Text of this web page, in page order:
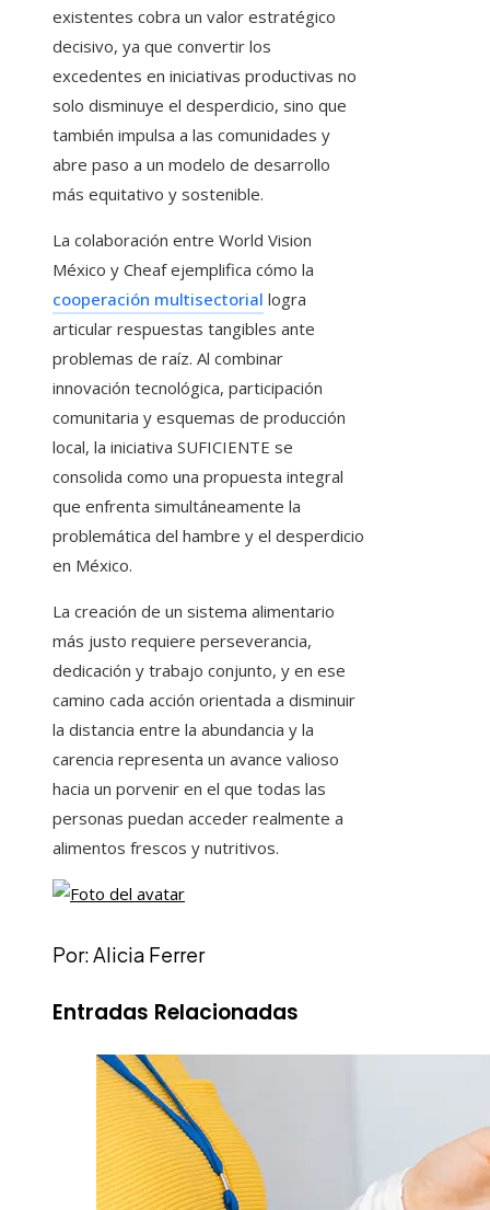
existentes cobra un valor estratégico
decisivo, ya que convertir los
excedentes en iniciativas productivas no
solo disminuye el desperdicio, sino que
también impulsa a las comunidades y
abre paso a un modelo de desarrollo
más equitativo y sostenible.
La colaboración entre World Vision
México y Cheaf ejemplifica cómo la
cooperación multisectorial logra
articular respuestas tangibles ante
problemas de raíz. Al combinar
innovación tecnológica, participación
comunitaria y esquemas de producción
local, la iniciativa SUFICIENTE se
consolida como una propuesta integral
que enfrenta simultáneamente la
problemática del hambre y el desperdicio
en México.
La creación de un sistema alimentario
más justo requiere perseverancia,
dedicación y trabajo conjunto, y en ese
camino cada acción orientada a disminuir
la distancia entre la abundancia y la
carencia representa un avance valioso
hacia un porvenir en el que todas las
personas puedan acceder realmente a
alimentos frescos y nutritivos.
Por: Alicia Ferrer
Entradas Relacionadas